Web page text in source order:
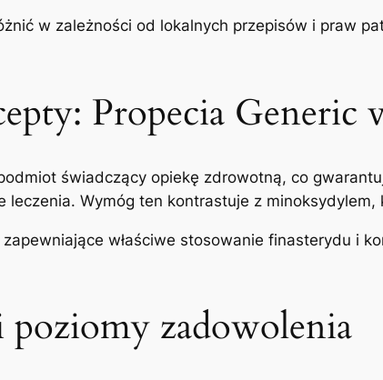
w zależności od lokalnych przepisów i praw
Propecia Generic
świadczący opiekę zdrowotną, co
Wymóg ten kontrastuje z minoksydylem,
właściwe stosowanie finasterydu i
zadowolenia